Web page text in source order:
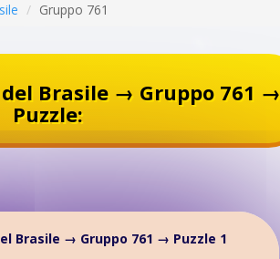
Gruppo 761
Brasile → Gruppo 761 →
Puzzle:
Brasile → Gruppo 761 → Puzzle 1